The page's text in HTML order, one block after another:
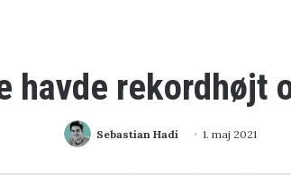
havde rekordhøjt
Sebastian Hadi 1. maj 2021